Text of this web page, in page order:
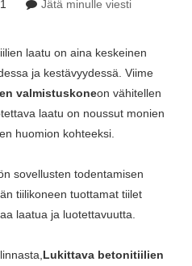
1 Jätä minulle viesti
laatu on aina keskeinen
ja kestävyydessä. Viime
valmistuskoneon vähitellen
laatu on noussut monien
huomion kohteeksi.
sovellusten todentamisen
tiilikoneen tuottamat tiilet
laatua ja luotettavuutta.
Lukittava betonitiilien